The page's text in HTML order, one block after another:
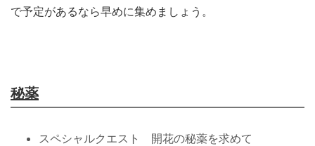
で予定があるなら早めに集めましょう。
秘薬
スペシャルクエスト 開花の秘薬を求めて